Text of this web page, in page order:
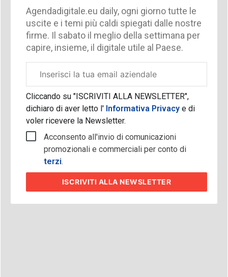
Agendadigitale.eu daily, ogni giorno tutte le
uscite e i temi più caldi spiegati dalle nostre
firme. Il sabato il meglio della settimana per
capire, insieme, il digitale utile al Paese.
aziendale
Cliccando su "ISCRIVITI ALLA NEWSLETTER",
dichiaro di aver letto l'Informativa Privacy e di
voler ricevere la Newsletter.
Acconsento all'invio di comunicazioni
promozionali e commerciali per conto di
terzi.
ISCRIVITI ALLA NEWSLETTER